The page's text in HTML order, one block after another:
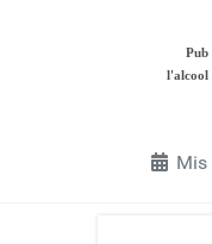
Pub
l'alcool
Mis